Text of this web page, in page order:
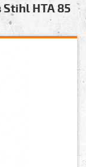
HTA 85